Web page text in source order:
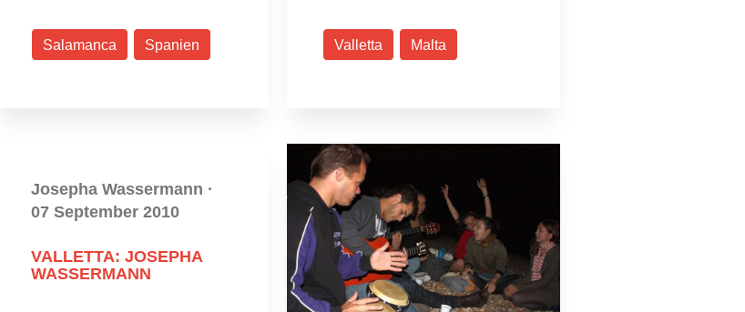
Salamanca Spanien Valletta Malta
Josepha Wassermann ·
07 September 2010
VALLETTA: JOSEPHA
WASSERMANN